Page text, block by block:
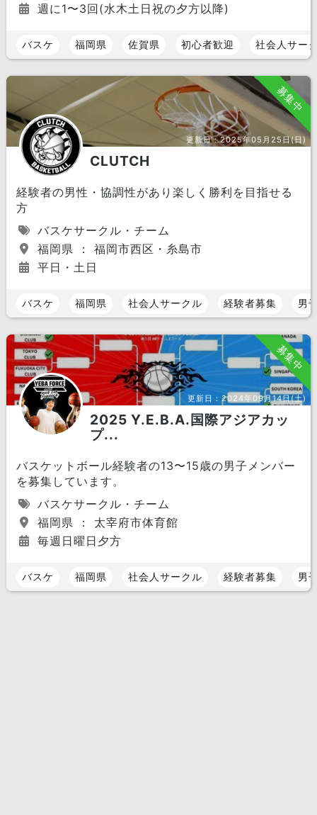
週に1〜3回(水木土日祝の夕方以降)
バスケ 福岡県 佐賀県 初心者歓迎 社会人サー
募集中
更新日：2025年05月25日(日)
CLUTCH
経験者の男性・協調性があり楽しく勝利を目指せる
方
バスケサークル・チーム
福岡県 ： 福岡市西区・糸島市
平日・土日
バスケ 福岡県 社会人サークル 経験者募集 男
募集中
更新日：2024年09月14日(土)
2025 Y.E.B.A.国際アジアカッ
プ...
バスケットボール経験者の13〜15歳の男子メンバー
を募集しています。
バスケサークル・チーム
福岡県 ： 太宰府市体育館
毎週日曜日夕方
バスケ 福岡県 社会人サークル 経験者募集 男